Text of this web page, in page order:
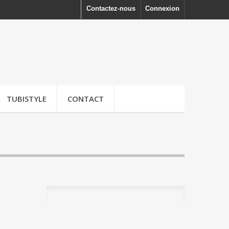
Connexion
Contactez-nous
TUBISTYLE CONTACT